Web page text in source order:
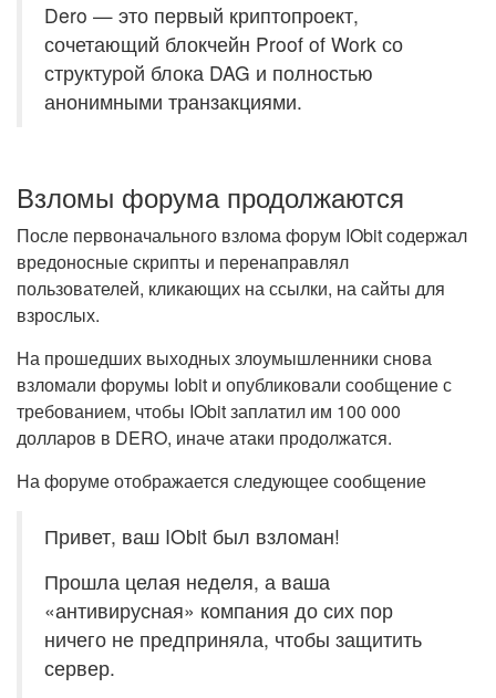
Dero — это первый криптопроект,
сочетающий блокчейн Proof of Work со
структурой блока DAG и полностью
анонимными транзакциями.
Взломы форума продолжаются
После первоначального взлома форум IObit содержал
вредоносные скрипты и перенаправлял
пользователей, кликающих на ссылки, на сайты для
взрослых.
На прошедших выходных злоумышленники снова
взломали форумы Iobit и опубликовали сообщение с
требованием, чтобы IObit заплатил им 100 000
долларов в DERO, иначе атаки продолжатся.
На форуме отображается следующее сообщение
Привет, ваш IObit был взломан!
Прошла целая неделя, а ваша
«антивирусная» компания до сих пор
ничего не предприняла, чтобы защитить
сервер.